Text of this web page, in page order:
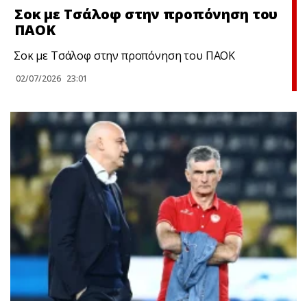
Σoκ με Τσάλοφ στην προπόνηση του
ΠΑΟΚ
Σoκ με Τσάλοφ στην προπόνηση του ΠΑΟΚ
02/07/2026 23:01